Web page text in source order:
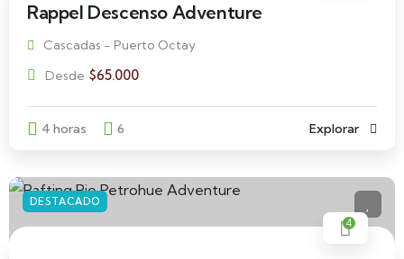
Rappel Descenso Adventure
Cascadas - Puerto Octay
Desde $65.000
4 horas 6 Explorar
DESTACADO
4